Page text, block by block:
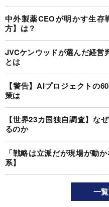
中外製薬CEOが明かす生存
方】は？
JVCケンウッドが選んだ経営
とは
【警告】AIプロジェクトの
策は
【世界23カ国独自調査】な
るのか
「戦略は立派だが現場が動
系】
一